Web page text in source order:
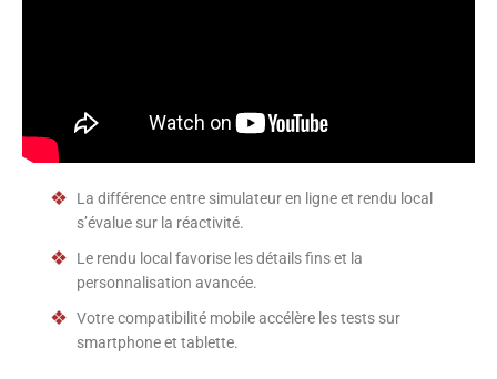
La différence entre simulateur en ligne et rendu local
s’évalue sur la réactivité.
Le rendu local favorise les détails fins et la
personnalisation avancée.
Votre compatibilité mobile accélère les tests sur
smartphone et tablette.